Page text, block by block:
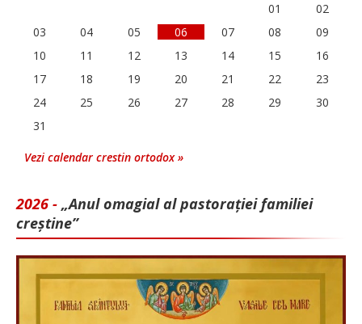
01
02
03
04 05 06 07 08
09
10
11 12 13 14 15
16
17
18 19 20 21 22
23
24
25 26 27 28 29
30
31
Vezi calendar crestin ortodox »
2026 - „Anul omagial al pastorației familiei
creștine”